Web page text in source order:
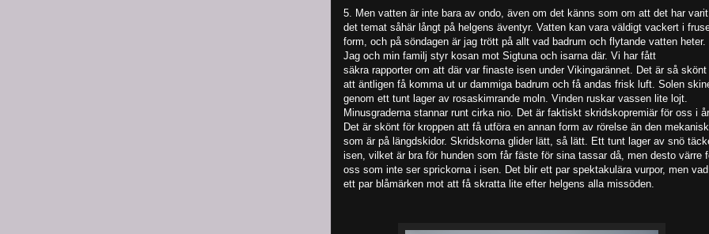
5. Men vatten är inte bara av ondo, även om det känns som om att det har varit
det temat såhär långt på helgens äventyr. Vatten kan vara väldigt vackert i
form, och på söndagen är jag trött på allt vad badrum och flytande vatten heter.
Jag och min familj styr kosan mot Sigtuna och isarna där. Vi har fått
säkra rapporter om att där var finaste isen under Vikingarännet. Det är så skönt
att äntligen få komma ut ur dammiga badrum och få andas frisk luft. Solen
genom ett tunt lager av rosaskimrande moln. Vinden ruskar vassen lite lojt.
Minusgraderna stannar runt cirka nio. Det är faktiskt skridskopremiär för oss i år.
Det är skönt för kroppen att få utföra en annan form av rörelse än den
som är på längdskidor. Skridskorna glider lätt, så lätt. Ett tunt lager av snö
isen, vilket är bra för hunden som får fäste för sina tassar då, men desto värre
oss som inte ser sprickorna i isen. Det blir ett par spektakulära vurpor, men
ett par blåmärken mot att få skratta lite efter helgens alla missöden.